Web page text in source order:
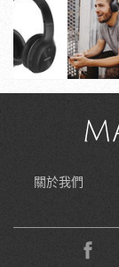
關於我們